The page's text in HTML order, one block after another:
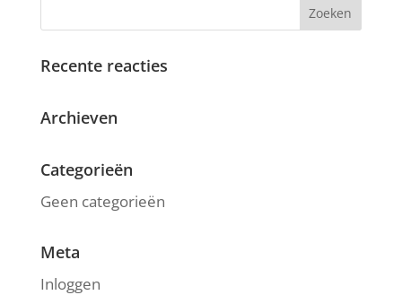
Recente reacties
Archieven
Categorieën
Geen categorieën
Meta
Inloggen